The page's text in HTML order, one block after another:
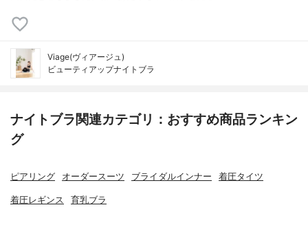
Viage(ヴィアージュ)
ビューティアップナイトブラ
ナイトブラ関連カテゴリ：おすすめ商品ランキン
グ
ピアリング オーダースーツ ブライダルインナー 着圧タイツ
着圧レギンス 育乳ブラ